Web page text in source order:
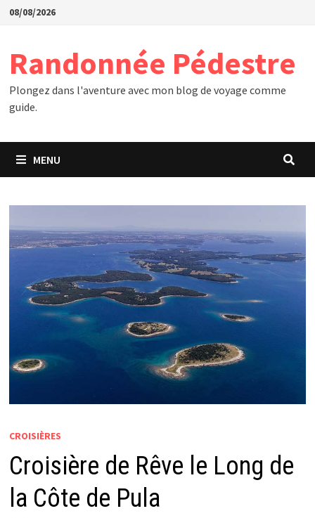
Passer
08/08/2026
Randonnée Pédestre
Plongez dans l'aventure avec mon blog de voyage comme
guide.
MENU
CROISIÈRES
Croisière de Rêve le Long de
la Côte de Pula